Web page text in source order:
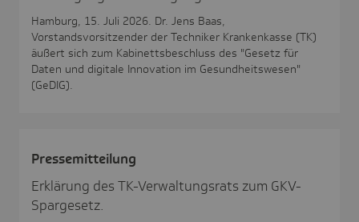
Hamburg, 15. Juli 2026. Dr. Jens Baas,
Vorstandsvorsitzender der Techniker Krankenkasse (TK)
äußert sich zum Kabinettsbeschluss des "Gesetz für
Daten und digitale Innovation im Gesundheitswesen"
(GeDIG).
Pres­se­mit­tei­lung
Erklärung des TK-Verwaltungsrats zum GKV-
Spargesetz.